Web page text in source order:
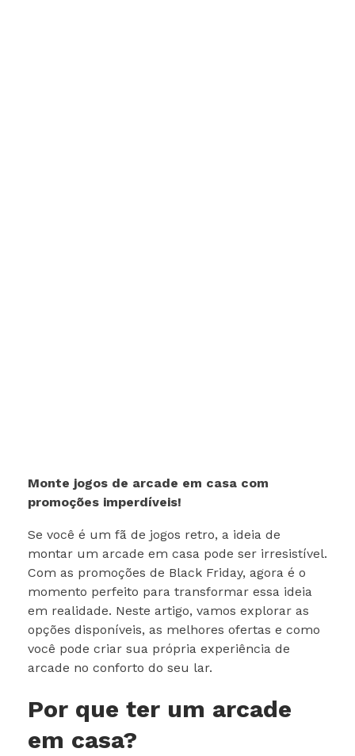
Monte jogos de arcade em casa com
promoções imperdíveis!
Se você é um fã de jogos retro, a ideia de
montar um arcade em casa pode ser irresistível.
Com as promoções de Black Friday, agora é o
momento perfeito para transformar essa ideia
em realidade. Neste artigo, vamos explorar as
opções disponíveis, as melhores ofertas e como
você pode criar sua própria experiência de
arcade no conforto do seu lar.
Por que ter um arcade
em casa?